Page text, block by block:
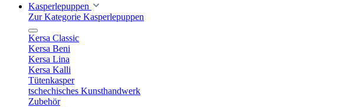
Kasperlepuppen
Zur Kategorie Kasperlepuppen
Kersa Classic
Kersa Beni
Kersa Lina
Kersa Kalli
Tütenkasper
tschechisches Kunsthandwerk
Zubehör